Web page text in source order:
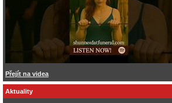
Přejít na videa
Aktuality